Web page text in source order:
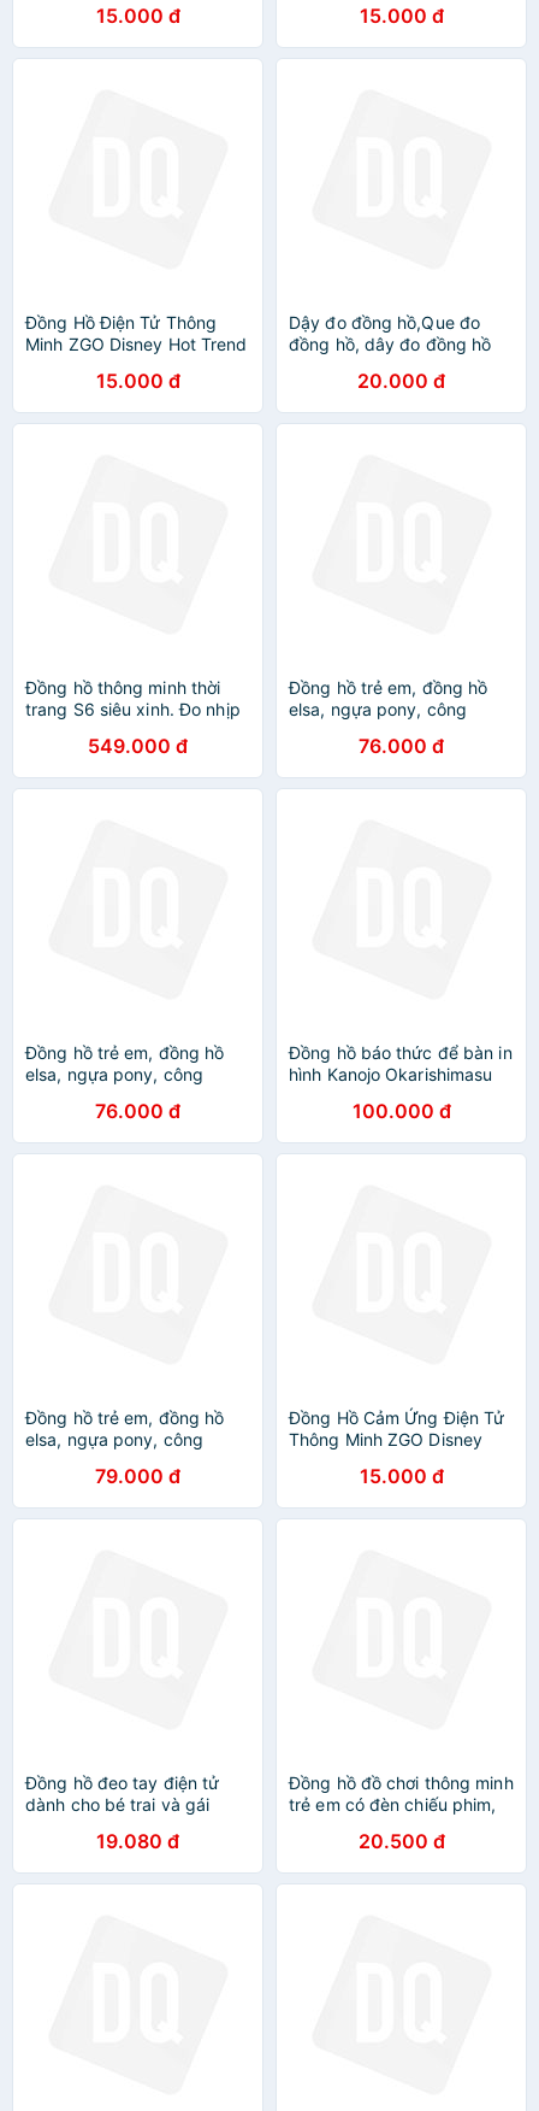
15.000 đ 15.000 đ
Đồng Hồ Điện Tử Thông
Minh ZGO Disney Hot Trend
15.000 đ
Dậy đo đồng hồ,Que đo
đồng hồ, dây đo đồng hồ
20.000 đ
Đồng hồ thông minh thời
trang S6 siêu xinh. Đo nhịp
cho các bạn gái
549.000 đ
Đồng hồ trẻ em, đồng hồ
elsa, ngựa pony, công
1 đến 10 tuổi ZG Boutique
76.000 đ
Đồng hồ trẻ em, đồng hồ
elsa, ngựa pony, công
1 đến 10 tuổi Cuội Store
76.000 đ
Đồng hồ báo thức để bàn in
hình Kanojo Okarishimasu
anime chibi100.000 đ
Đồng hồ trẻ em, đồng hồ
elsa, ngựa pony, công
1 đến 10 tuổi Xu Xu Kids
79.000 đ
Đồng Hồ Cảm Ứng Điện Tử
Thông Minh ZGO Disney
15.000 đ
Đồng hồ đeo tay điện tử
dành cho bé trai và gái
19.080 đ
Đồng hồ đồ chơi thông minh
trẻ em có đèn chiếu phim,
giá rẻ cho bé trai, gái
3,4,5,6 tuổi
20.500 đ